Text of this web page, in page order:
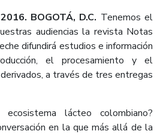
BOGOTÁ, D.C. Tenemos el
audiencias la revista Notas
difundirá estudios e información
el procesamiento y el
a través de tres entregas
lácteo colombiano?
en la que más allá de la